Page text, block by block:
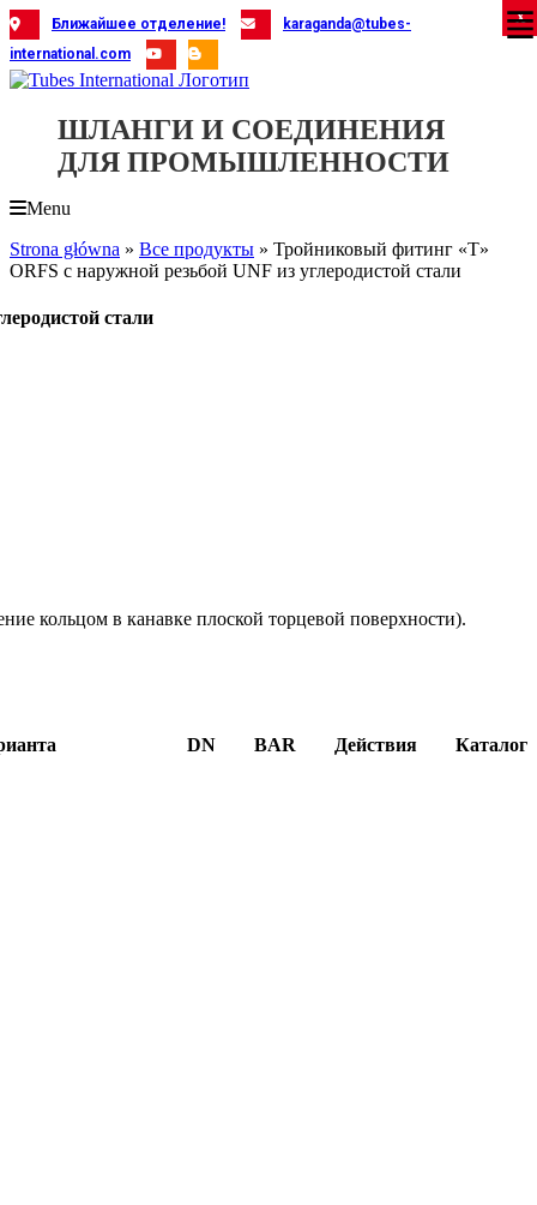
Skip
to
content
Ближайшее отделение!
karaganda@tubes-
international.com
ШЛАНГИ И СОЕДИНЕНИЯ
ДЛЯ ПРОМЫШЛЕННОСТИ
Menu
Strona główna » Все продукты » Тройниковый фитинг «T»
ORFS с наружной резьбой UNF из углеродистой стали
стали
кольцом в канавке плоской торцевой поверхности).
DN BAR Действия Каталог
X
X
X
X
X
X
X
X
X
X
X
X
X
X
X
X
X
X
X